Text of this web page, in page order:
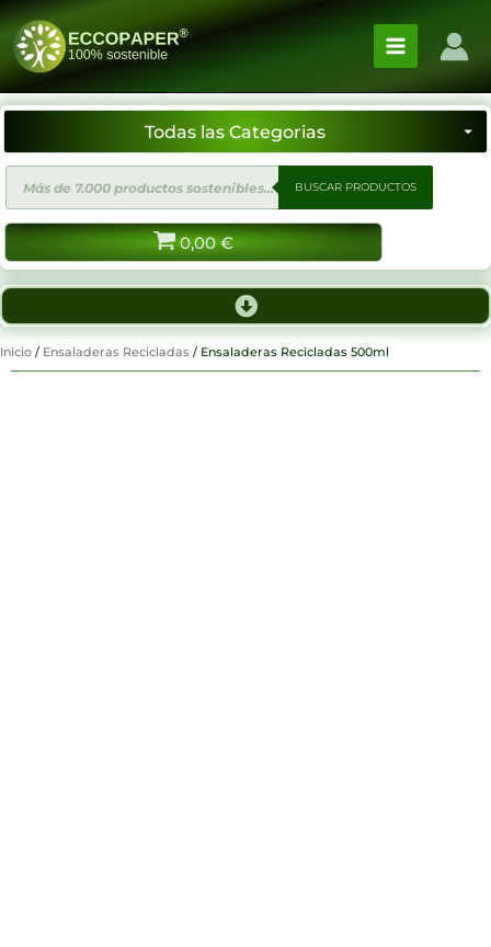
Ir
contenido
de
productos
BUSCAR PRODUCTOS
0,00 €
Inicio / Ensaladeras Recicladas / Ensaladeras Recicladas 500ml